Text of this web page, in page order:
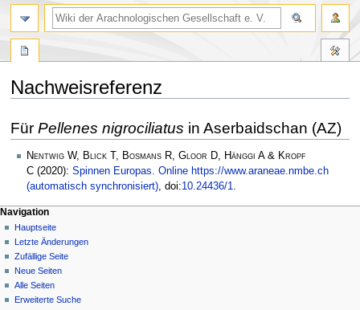
Nachweisreferenz
Navigation
springen
Suche
springen
Für Pellenes nigrociliatus in Aserbaidschan (AZ)
Nentwig W, Blick T, Bosmans R, Gloor D, Hänggi A & Kropf
C (2020): Spinnen Europas. Online https://www.araneae.nmbe.ch
(automatisch synchronisiert), doi:10.24436/1.
Navigation
Hauptseite
Letzte Änderungen
Zufällige Seite
Neue Seiten
Alle Seiten
Erweiterte Suche